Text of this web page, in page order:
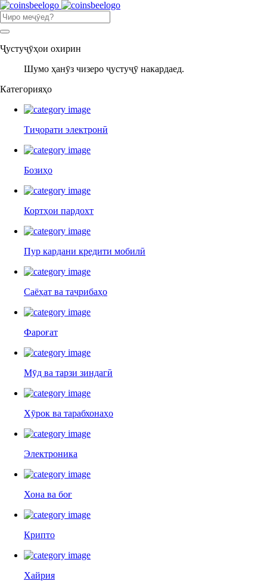
Ҷустуҷӯҳои охирин
Шумо ҳанӯз чизеро ҷустуҷӯ накардаед.
Категорияҳо
Тиҷорати электронӣ
Бозиҳо
Кортҳои пардохт
Пур кардани кредити мобилӣ
Саёҳат ва таҷрибаҳо
Фароғат
Мӯд ва тарзи зиндагӣ
Хӯрок ва тарабхонаҳо
Электроника
Хона ва боғ
Крипто
Хайрия